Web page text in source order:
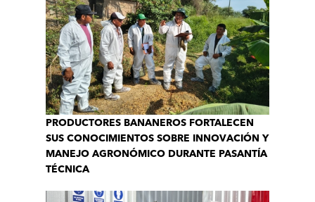
PRODUCTORES BANANEROS FORTALECEN
SUS CONOCIMIENTOS SOBRE INNOVACIÓN Y
MANEJO AGRONÓMICO DURANTE PASANTÍA
TÉCNICA